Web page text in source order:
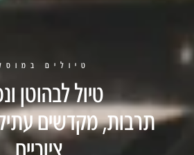
טיולים
טיול לבהוטן
תרבות, מקדשים